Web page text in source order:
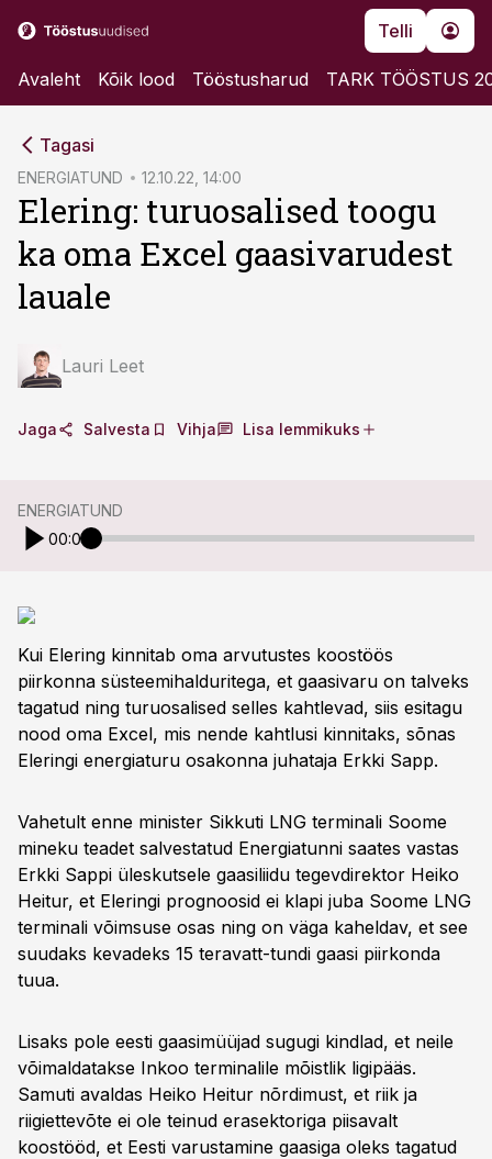
Telli
Avaleht Kõik lood Tööstusharud TARK TÖÖSTUS
Tagasi
ENERGIATUND 12.10.22, 14:00
Elering: turuosalised toogu
ka oma Excel gaasivarudest
lauale
Lauri Leet
Jaga Salvesta Vihja Lisa lemmikuks
ENERGIATUND
00:00
Kui Elering kinnitab oma arvutustes koostöös
piirkonna süsteemihalduritega, et gaasivaru on talveks
tagatud ning turuosalised selles kahtlevad, siis esitagu
nood oma Excel, mis nende kahtlusi kinnitaks, sõnas
Eleringi energiaturu osakonna juhataja Erkki Sapp.
Vahetult enne minister Sikkuti LNG terminali Soome
mineku teadet salvestatud Energiatunni saates vastas
Erkki Sappi üleskutsele gaasiliidu tegevdirektor Heiko
Heitur, et Eleringi prognoosid ei klapi juba Soome LNG
terminali võimsuse osas ning on väga kaheldav, et see
suudaks kevadeks 15 teravatt-tundi gaasi piirkonda
tuua.
Lisaks pole eesti gaasimüüjad sugugi kindlad, et neile
võimaldatakse Inkoo terminalile mõistlik ligipääs.
Samuti avaldas Heiko Heitur nõrdimust, et riik ja
riigiettevõte ei ole teinud erasektoriga piisavalt
koostööd, et Eesti varustamine gaasiga oleks tagatud